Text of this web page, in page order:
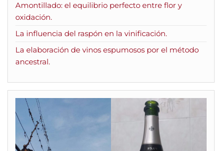
Amontillado: el equilibrio perfecto entre flor y
oxidación.
La influencia del raspón en la vinificación.
La elaboración de vinos espumosos por el método
ancestral.